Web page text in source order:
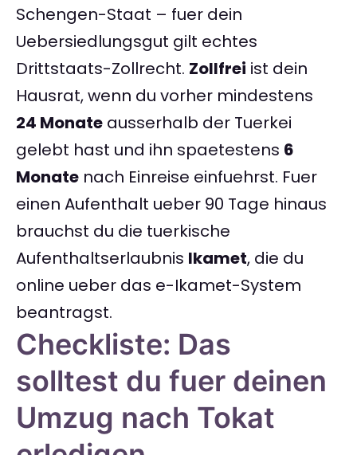
Schengen-Staat – fuer dein
Uebersiedlungsgut gilt echtes
Drittstaats-Zollrecht. Zollfrei ist dein
Hausrat, wenn du vorher mindestens
24 Monate ausserhalb der Tuerkei
gelebt hast und ihn spaetestens 6
Monate nach Einreise einfuehrst. Fuer
einen Aufenthalt ueber 90 Tage hinaus
brauchst du die tuerkische
Aufenthaltserlaubnis Ikamet, die du
online ueber das e-Ikamet-System
beantragst.
Checkliste: Das
solltest du fuer deinen
Umzug nach Tokat